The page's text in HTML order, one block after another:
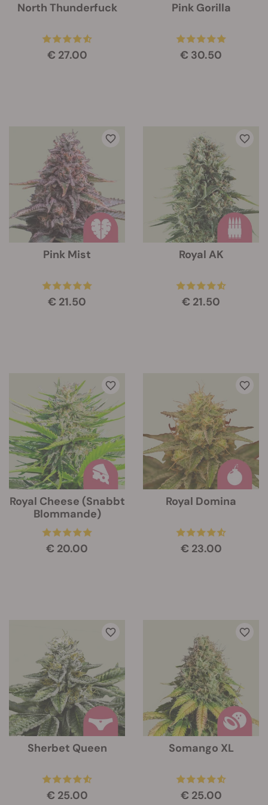
North Thunderfuck
€ 27.00
Pink Gorilla
€ 30.50
Pink Mist
€ 21.50
Royal AK
€ 21.50
Royal Cheese (Snabbt
Blommande)
€ 20.00
Royal Domina
€ 23.00
Sherbet Queen
€ 25.00
Somango XL
€ 25.00